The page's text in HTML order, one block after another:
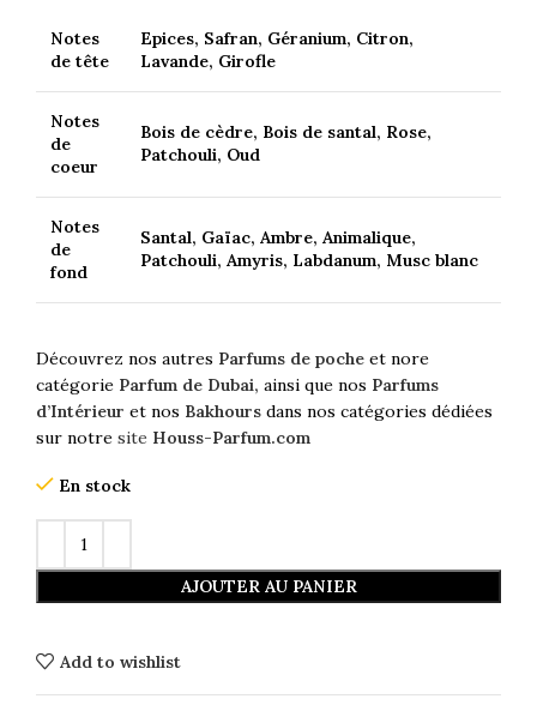
Notes
de tête
Epices, Safran, Géranium, Citron,
Lavande, Girofle
Notes
de
coeur
Bois de cèdre, Bois de santal, Rose,
Patchouli, Oud
Notes
de
fond
Santal, Gaïac, Ambre, Animalique,
Patchouli, Amyris, Labdanum, Musc blanc
Découvrez nos autres Parfums de poche et nore
catégorie Parfum de Dubai, ainsi que nos Parfums
d’Intérieur et nos Bakhours dans nos catégories dédiées
sur notre site Houss-Parfum.com
En stock
AJOUTER AU PANIER
Add to wishlist